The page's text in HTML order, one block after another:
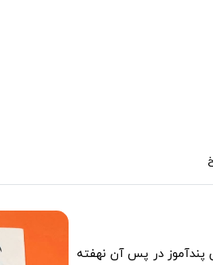
پندآموز در پس آن‌ نهفته